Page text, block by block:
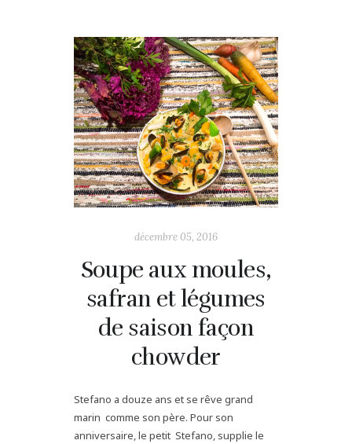
décembre 05, 2016
Soupe aux moules,
safran et légumes
de saison façon
chowder
Stefano a douze ans et se rêve grand
marin comme son père. Pour son
anniversaire, le petit Stefano, supplie le